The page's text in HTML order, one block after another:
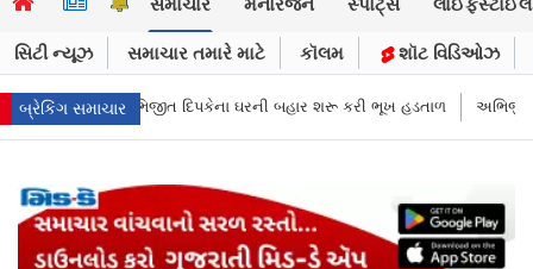
સમાચાર મનોરંજન સ્પોર્ટ્સ લાઈફસ્ટાઈલ
સિટી ન્યૂઝ સમાચાર તમારે માટે કૉલમ શૉટ વિડિઓઝ
બ્રેકિંગ સમાચાર
બહાર શરૂ કરી ભૂખ હડતાળ અભિજીત દિપકેએ CJPની નવી નીતિ જાહેર કરી,